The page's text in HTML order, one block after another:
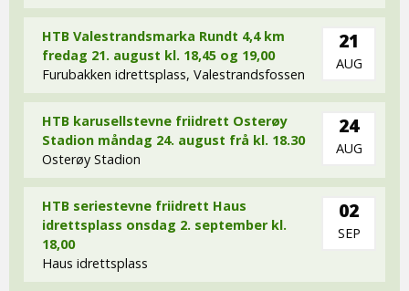
HTB Valestrandsmarka Rundt 4,4 km
fredag 21. august kl. 18,45 og 19,00
Furubakken idrettsplass, Valestrandsfossen
21
AUG
HTB karusellstevne friidrett Osterøy
Stadion måndag 24. august frå kl. 18.30
Osterøy Stadion
24
AUG
HTB seriestevne friidrett Haus
idrettsplass onsdag 2. september kl.
18,00
Haus idrettsplass
02
SEP